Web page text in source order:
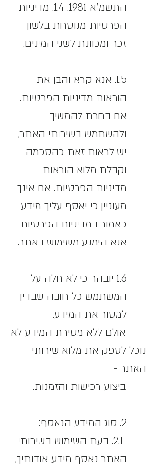
התשמ"א 1981. 1.4. מדיניות
הפרטיות מנוסחת בלשון
זכר ומכוונת לשני המינים.
1.5. אנא קרא והבן את
הוראות מדיניות הפרטיות.
אם בחרת להמשיך
ולהשתמש בשירותי האתר,
יש לראות זאת כהסכמה
וקבלת מלוא הוראות
מדיניות הפרטיות. אם אינך
מעוניין כי יאסף עליך מידע
כאמור במדיניות הפרטיות,
אנא הימנע משימוש באתר.
1.6 יובהר כי לא חלה על
המשתמש כל חובה שבדין
למסור את המידע.
אולם ללא מסירת המידע לא
נוכל לספק את מלוא שירותי
האתר -
ביצוע רכישות והזמנות.
2. סוג המידע הנאסף:
2.1. בעת השימוש בשירותי
האתר נאסף מידע אודותיך,